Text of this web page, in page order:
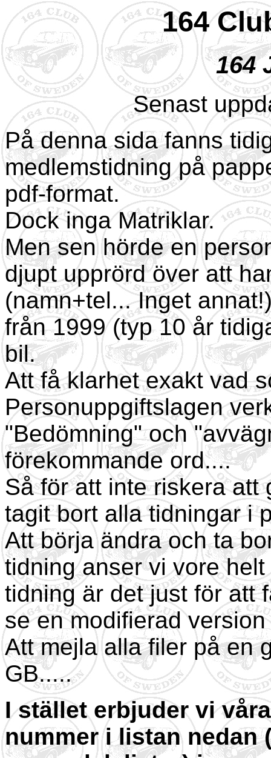
164
164
Senast
På denna sida fanns
medlemstidning på
pdf-format.
Dock inga Matriklar.
Men sen hörde en
djupt upprörd över att
(namn+tel... Inget
från 1999 (typ 10 år
bil.
Att få klarhet exakt vad
Personuppgiftslagen
"Bedömning" och
förekommande ord....
Så för att inte riskera att
tagit bort alla tidningar i
Att börja ändra och ta
tidning anser vi vore
tidning är det just för att
se en modifierad
Att mejla alla filer på en
GB.....
I stället erbjuder vi
nummer i listan nedan